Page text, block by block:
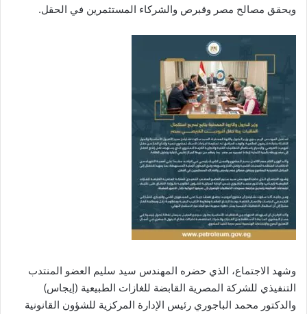
ويحقق مصالح مصر وقبرص والشركاء المستثمرين في الحقل.
وشهد الاجتماع، الذي حضره المهندس سيد سليم العضو المنتدب
التنفيذي للشركة المصرية القابضة للغازات الطبيعية (إيجاس)
والدكتور محمد الباجوري رئيس الإدارة المركزية للشؤون القانونية